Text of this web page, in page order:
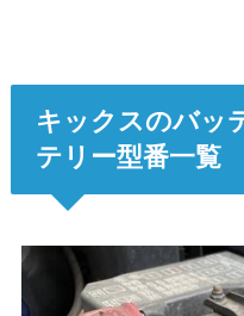
キックスのバッ
テリー型番一覧